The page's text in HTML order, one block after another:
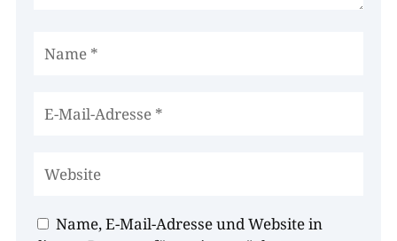
Name, E-Mail-Adresse und Website in